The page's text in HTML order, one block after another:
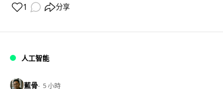
1 分享
人工智能
藍骨 5 小時